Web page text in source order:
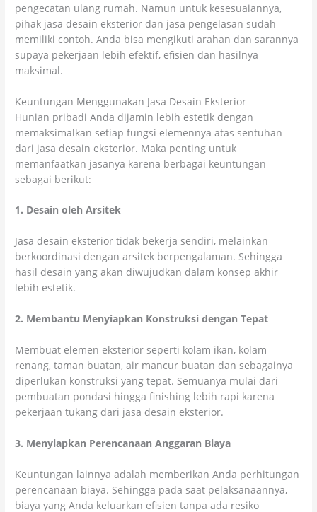
pengecatan ulang rumah. Namun untuk kesesuaiannya,
pihak jasa desain eksterior dan jasa pengelasan sudah
memiliki contoh. Anda bisa mengikuti arahan dan sarannya
supaya pekerjaan lebih efektif, efisien dan hasilnya
maksimal.
Keuntungan Menggunakan Jasa Desain Eksterior
Hunian pribadi Anda dijamin lebih estetik dengan
memaksimalkan setiap fungsi elemennya atas sentuhan
dari jasa desain eksterior. Maka penting untuk
memanfaatkan jasanya karena berbagai keuntungan
sebagai berikut:
1. Desain oleh Arsitek
Jasa desain eksterior tidak bekerja sendiri, melainkan
berkoordinasi dengan arsitek berpengalaman. Sehingga
hasil desain yang akan diwujudkan dalam konsep akhir
lebih estetik.
2. Membantu Menyiapkan Konstruksi dengan Tepat
Membuat elemen eksterior seperti kolam ikan, kolam
renang, taman buatan, air mancur buatan dan sebagainya
diperlukan konstruksi yang tepat. Semuanya mulai dari
pembuatan pondasi hingga finishing lebih rapi karena
pekerjaan tukang dari jasa desain eksterior.
3. Menyiapkan Perencanaan Anggaran Biaya
Keuntungan lainnya adalah memberikan Anda perhitungan
perencanaan biaya. Sehingga pada saat pelaksanaannya,
biaya yang Anda keluarkan efisien tanpa ada resiko